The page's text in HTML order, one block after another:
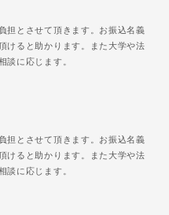
担とさせて頂きます。お振込名義
けると助かります。また大学や法
談に応じます。
担とさせて頂きます。お振込名義
けると助かります。また大学や法
談に応じます。